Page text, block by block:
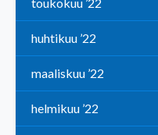
toukokuu ’22
huhtikuu ’22
maaliskuu ’22
helmikuu ’22